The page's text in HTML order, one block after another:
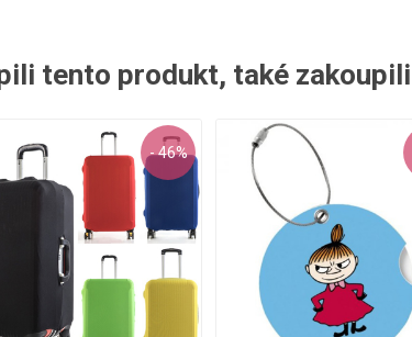
tento produkt, také zakoupili
- 46%